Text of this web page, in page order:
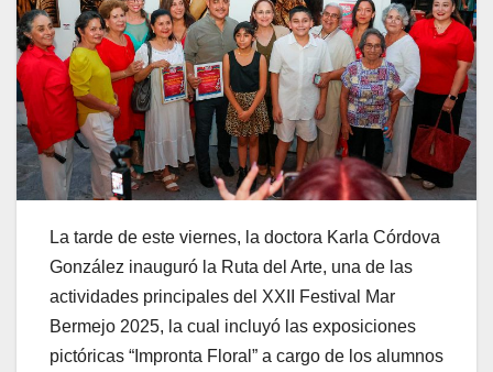
La tarde de este viernes, la doctora Karla Córdova
González inauguró la Ruta del Arte, una de las
actividades principales del XXII Festival Mar
Bermejo 2025, la cual incluyó las exposiciones
pictóricas “Impronta Floral” a cargo de los alumnos